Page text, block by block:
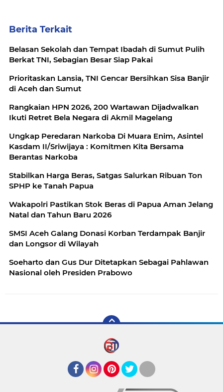
Berita Terkait
Belasan Sekolah dan Tempat Ibadah di Sumut Pulih
Berkat TNI, Sebagian Besar Siap Pakai
Prioritaskan Lansia, TNI Gencar Bersihkan Sisa Banjir
di Aceh dan Sumut
Rangkaian HPN 2026, 200 Wartawan Dijadwalkan
Ikuti Retret Bela Negara di Akmil Magelang
Ungkap Peredaran Narkoba Di Muara Enim, Asintel
Kasdam II/Sriwijaya : Komitmen Kita Bersama
Berantas Narkoba
Stabilkan Harga Beras, Satgas Salurkan Ribuan Ton
SPHP ke Tanah Papua
Wakapolri Pastikan Stok Beras di Papua Aman Jelang
Natal dan Tahun Baru 2026
SMSI Aceh Galang Donasi Korban Terdampak Banjir
dan Longsor di Wilayah
Soeharto dan Gus Dur Ditetapkan Sebagai Pahlawan
Nasional oleh Presiden Prabowo